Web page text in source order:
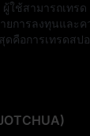
ใช้สามารถเทรด
ยการลงทุนและค
คือการเทรดสป